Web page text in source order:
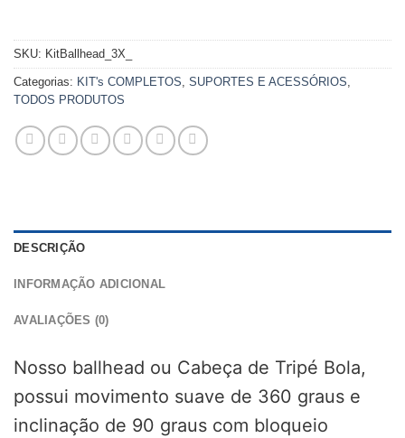
SKU: KitBallhead_3X_
Categorias: KIT's COMPLETOS, SUPORTES E ACESSÓRIOS,
TODOS PRODUTOS
DESCRIÇÃO
INFORMAÇÃO ADICIONAL
AVALIAÇÕES (0)
Nosso ballhead ou Cabeça de Tripé Bola,
possui movimento suave de 360 graus e
inclinação de 90 graus com bloqueio